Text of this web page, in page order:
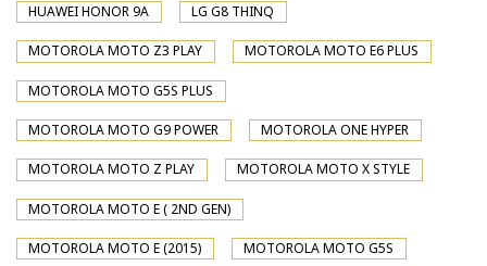
HUAWEI HONOR 9A LG G8 THINQ
MOTOROLA MOTO Z3 PLAY MOTOROLA MOTO E6 PLUS
MOTOROLA MOTO G5S PLUS
MOTOROLA MOTO G9 POWER MOTOROLA ONE HYPER
MOTOROLA MOTO Z PLAY MOTOROLA MOTO X STYLE
MOTOROLA MOTO E ( 2ND GEN)
MOTOROLA MOTO E (2015) MOTOROLA MOTO G5S